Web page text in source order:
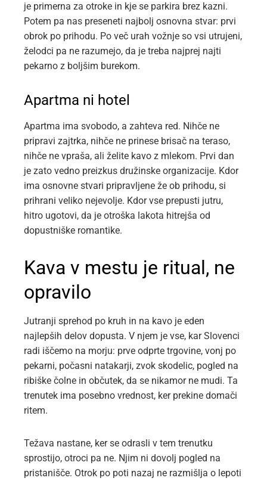
je primerna za otroke in kje se parkira brez kazni.
Potem pa nas preseneti najbolj osnovna stvar: prvi
obrok po prihodu. Po več urah vožnje so vsi utrujeni,
želodci pa ne razumejo, da je treba najprej najti
pekarno z boljšim burekom.
Apartma ni hotel
Apartma ima svobodo, a zahteva red. Nihče ne
pripravi zajtrka, nihče ne prinese brisač na teraso,
nihče ne vpraša, ali želite kavo z mlekom. Prvi dan
je zato vedno preizkus družinske organizacije. Kdor
ima osnovne stvari pripravljene že ob prihodu, si
prihrani veliko nejevolje. Kdor vse prepusti jutru,
hitro ugotovi, da je otroška lakota hitrejša od
dopustniške romantike.
Kava v mestu je ritual, ne
opravilo
Jutranji sprehod po kruh in na kavo je eden
najlepših delov dopusta. V njem je vse, kar Slovenci
radi iščemo na morju: prve odprte trgovine, vonj po
pekarni, počasni natakarji, zvok skodelic, pogled na
ribiške čolne in občutek, da se nikamor ne mudi. Ta
trenutek ima posebno vrednost, ker prekine domači
ritem.
Težava nastane, ker se odrasli v tem trenutku
sprostijo, otroci pa ne. Njim ni dovolj pogled na
pristanišče. Otrok po poti nazaj ne razmišlja o lepoti